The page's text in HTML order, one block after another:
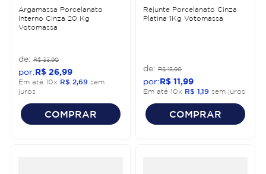
Argamassa Porcelanato
Interno Cinza 20 Kg
Votomassa
R$ 33,90
R$ 26 99
Em até 10x R$ 2 69 sem
juros
COMPRAR
Rejunte Porcelanato Cinza
Platina 1Kg Votomassa
R$ 13,90
R$ 11 99
Em até 10x R$ 1 19 sem juros
COMPRAR